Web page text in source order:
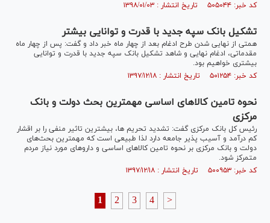
کد خبر: ۵۰۵۰۴۴ تاریخ انتشار : ۱۳۹۸/۰۱/۰۳
تشکیل بانک سپه جدید با قدرت و توانایی بیشتر
همتی از نهایی شدن طرح ادغام بعد از چهار ماه خبر داد و گفت: پس از چهار ماه
مقدماتی، ادغام نهایی و شاهد تشکیل بانک سپه جدید با قدرت و توانایی
بیشتری خواهیم بود.
کد خبر: ۵۰۱۲۵۴ تاریخ انتشار : ۱۳۹۷/۱۲/۱۸
نحوه تامین کالا‌های اساسی مهمترین بحث‌ دولت و بانک
مرکزی
رئیس کل بانک مرکزی گفت: تشدید تحریم ها، بیشترین تاثیر منفی را بر اقشار
کم درآمد و آسیب پذیر جامعه دارد لذا طبیعی است که مهمترین بحث‌های
دولت و بانک مرکزی بر نحوه تامین کالا‌های اساسی و دارو‌های مورد نیاز مردم
متمرکز شود.
کد خبر: ۵۰۰۹۵۳ تاریخ انتشار : ۱۳۹۷/۱۲/۱۸
1 2 3 4 >